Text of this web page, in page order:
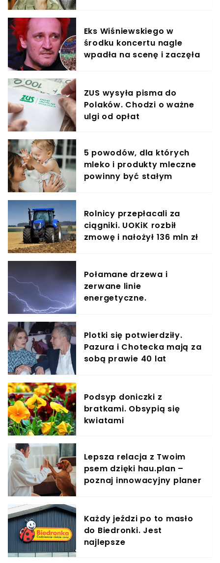
Eks Wiśniewskiego w
środku koncertu nagle
wpadła na scenę i zaczęła
ZUS wysyła pisma do
Polaków. Chodzi o ważne
ulgi od opłat
5 powodów, dla których
mleko i produkty mleczne
powinny być stałym
Rolnicy przepłacali za
ciągniki. UOKiK rozbił
zmowę i nałożył 136 mln zł
Połamane drzewa i
zerwane linie
energetyczne.
Polskę
Plotki się potwierdziły.
Pazura i Chotecka mają za
sobą prawie 40 lat
Podsyp doniczki z
bratkami. Obsypią się
kwiatami
Lepsza relacja z Twoim
psem dzięki hau.plan –
poznaj innowacyjny planer
Każdy jeździ po to masło
do Biedronki. Jest
najlepsze